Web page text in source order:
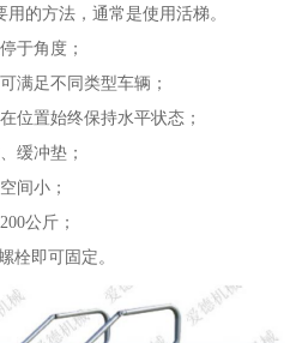
的方法，通常是使用活梯。
于角度；
满足不同类型车辆；
位置始终保持水平状态；
缓冲垫；
间小；
公斤；
栓即可固定。